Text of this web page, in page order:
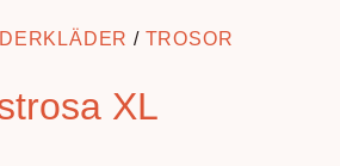
/ TROSOR
XL